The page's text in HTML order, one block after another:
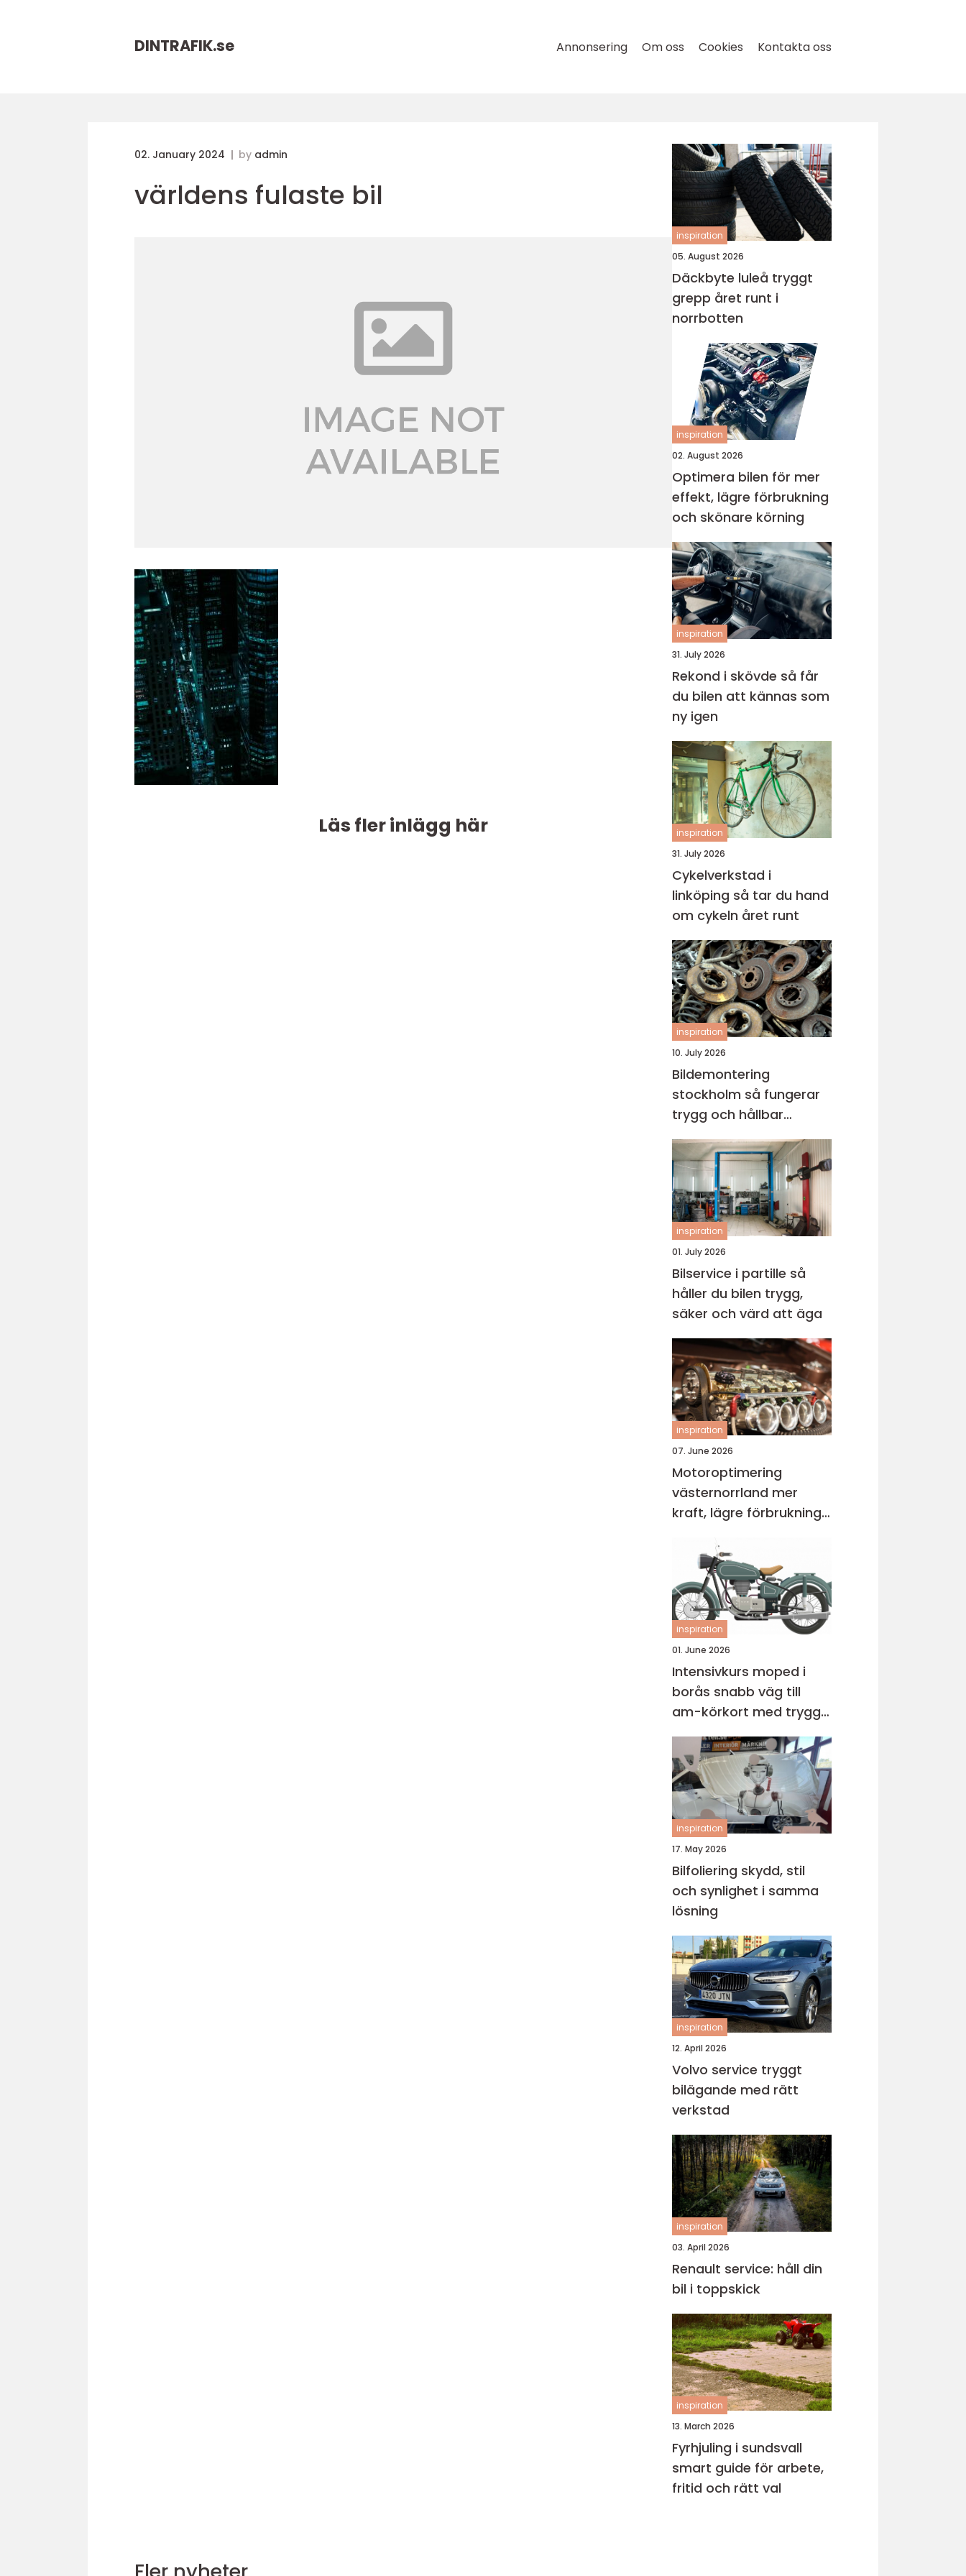
DINTRAFIK.se Annonsering Om oss Cookies Kontakta oss
02. January 2024 by admin
världens fulaste bil
Läs fler inlägg här
inspiration
05. August 2026
Däckbyte luleå tryggt
grepp året runt i
norrbotten
inspiration
02. August 2026
Optimera bilen för mer
effekt, lägre förbrukning
och skönare körning
inspiration
31. July 2026
Rekond i skövde så får
du bilen att kännas som
ny igen
inspiration
31. July 2026
Cykelverkstad i
linköping så tar du hand
om cykeln året runt
inspiration
10. July 2026
Bildemontering
stockholm så fungerar
trygg och hållbar
bilskrotning
inspiration
01. July 2026
Bilservice i partille så
håller du bilen trygg,
säker och värd att äga
inspiration
07. June 2026
Motoroptimering
västernorrland mer
kraft, lägre förbrukning
inspiration
01. June 2026
Intensivkurs moped i
borås snabb väg till
am-körkort med trygg
grund
inspiration
17. May 2026
Bilfoliering skydd, stil
och synlighet i samma
lösning
inspiration
12. April 2026
Volvo service tryggt
bilägande med rätt
verkstad
inspiration
03. April 2026
Renault service: håll din
bil i toppskick
inspiration
13. March 2026
Fyrhjuling i sundsvall
smart guide för arbete,
fritid och rätt val